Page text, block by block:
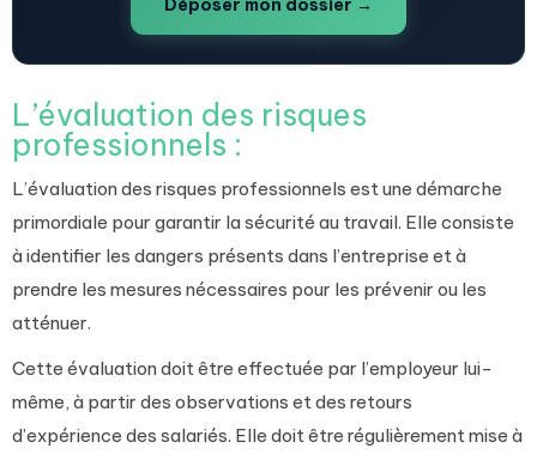
Déposer mon dossier →
L’évaluation des risques
professionnels :
L’évaluation des risques professionnels est une démarche
primordiale pour garantir la sécurité au travail. Elle consiste
à identifier les dangers présents dans l’entreprise et à
prendre les mesures nécessaires pour les prévenir ou les
atténuer.
Cette évaluation doit être effectuée par l’employeur lui-
même, à partir des observations et des retours
d’expérience des salariés. Elle doit être régulièrement mise à